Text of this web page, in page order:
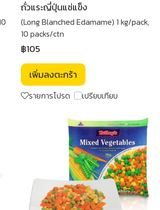
ถั่วแระญี่ปุ่นแช่แข็ง
(Long Blanched Edamame) 1 kg/pack,
10 packs/ctn
฿105
เพิ่มลงตะกร้า
รายการโปรด เปรียบเทียบ